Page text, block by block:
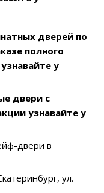
дверей по
полного
у
двери с
узнавайте у
двери в
ул.